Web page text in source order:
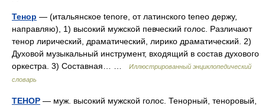
Тенор — (итальянское tenore, от латинского teneo держу,
направляю), 1) высокий мужской певческий голос. Различают
тенор лирический, драматический, лирико драматический. 2)
Духовой музыкальный инструмент, входящий в состав духового
оркестра. 3) Составная… …
Иллюстрированный энциклопедический
словарь
ТЕНОР — муж. высокий мужской голос. Тенорный, теноровый,